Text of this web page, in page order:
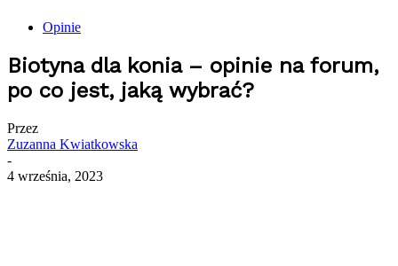
Opinie
Biotyna dla konia – opinie na forum,
po co jest, jaką wybrać?
Przez
Zuzanna Kwiatkowska
-
4 września, 2023